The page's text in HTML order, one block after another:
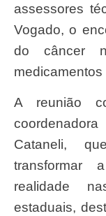
assessores
Vogado, o
do câncer
A reunião contou com a presença da
Cataneli,
transformar
realidade
estaduais,